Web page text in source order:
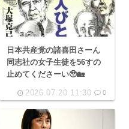
日本共産党の諸喜田さーん
同志社の女子生徒を56すの
止めてくださーい🥹🏡
2026.07.20 11:30 0